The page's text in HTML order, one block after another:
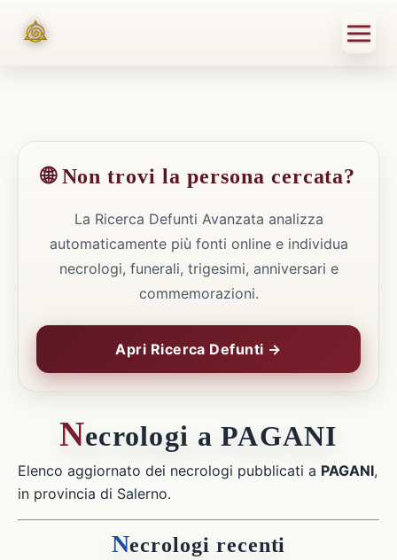
🌐 Non trovi la persona cercata?
La Ricerca Defunti Avanzata analizza
automaticamente più fonti online e individua
necrologi, funerali, trigesimi, anniversari e
commemorazioni.
Apri Ricerca Defunti →
Necrologi a PAGANI
Elenco aggiornato dei necrologi pubblicati a PAGANI,
in provincia di Salerno.
Necrologi recenti